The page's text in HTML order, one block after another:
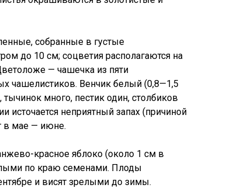
собранные в густые
до 10 см; соцветия располагаются на
— чашечка из пяти
чашелистиков. Венчик белый (0,8—1,5
много, пестик один, столбиков
источается неприятный запах (причиной
в мае — июне.
красное яблоко (около 1 см в
по краю семенами. Плоды
и висят зрелыми до зимы.